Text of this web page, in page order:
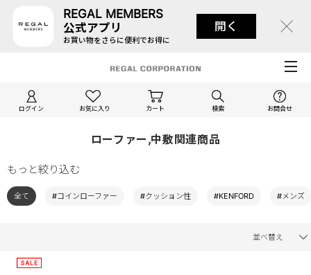
REGAL MEMBERS
公式アプリ
お買い物をさらに便利でお得に
開く
ログイン お気に入り カート 検索 お問合せ
ローファー,中敷関連商品
もっと絞り込む
全て #コインローファー #クッション性 #KENFORD #メンズ
並べ替え